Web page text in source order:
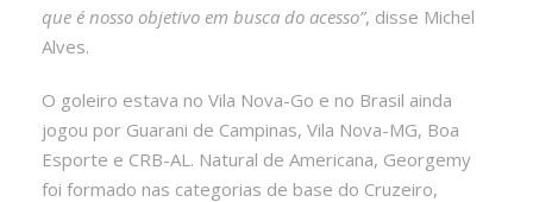
que é nosso objetivo em busca do acesso”, disse Michel
Alves.
O goleiro estava no Vila Nova-Go e no Brasil ainda
jogou por Guarani de Campinas, Vila Nova-MG, Boa
Esporte e CRB-AL. Natural de Americana, Georgemy
foi formado nas categorias de base do Cruzeiro,